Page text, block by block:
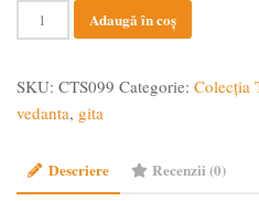
Cantitate
Astavakra
Adaugă în coș
SKU: CTS099 Categorie: Colecția
vedanta, gita
Descriere Recenzii (0)